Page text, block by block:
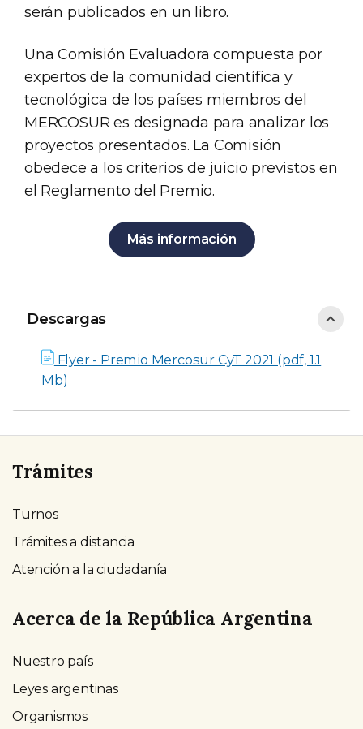
serán publicados en un libro.
Una Comisión Evaluadora compuesta por
expertos de la comunidad científica y
tecnológica de los países miembros del
MERCOSUR es designada para analizar los
proyectos presentados. La Comisión
obedece a los criterios de juicio previstos en
el Reglamento del Premio.
Más información
Descargas
Descargas
Flyer - Premio Mercosur CyT 2021 (pdf, 1.1
Mb)
Trámites
Turnos
Trámites a distancia
Atención a la ciudadanía
Acerca de la República Argentina
Nuestro país
Leyes argentinas
Organismos